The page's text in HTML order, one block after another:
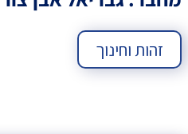
זהות וחינוך